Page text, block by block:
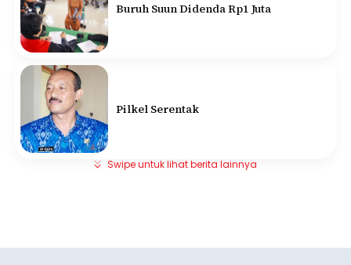
Buruh Suun Didenda Rp1 Juta
Pilkel Serentak
Swipe untuk lihat berita lainnya